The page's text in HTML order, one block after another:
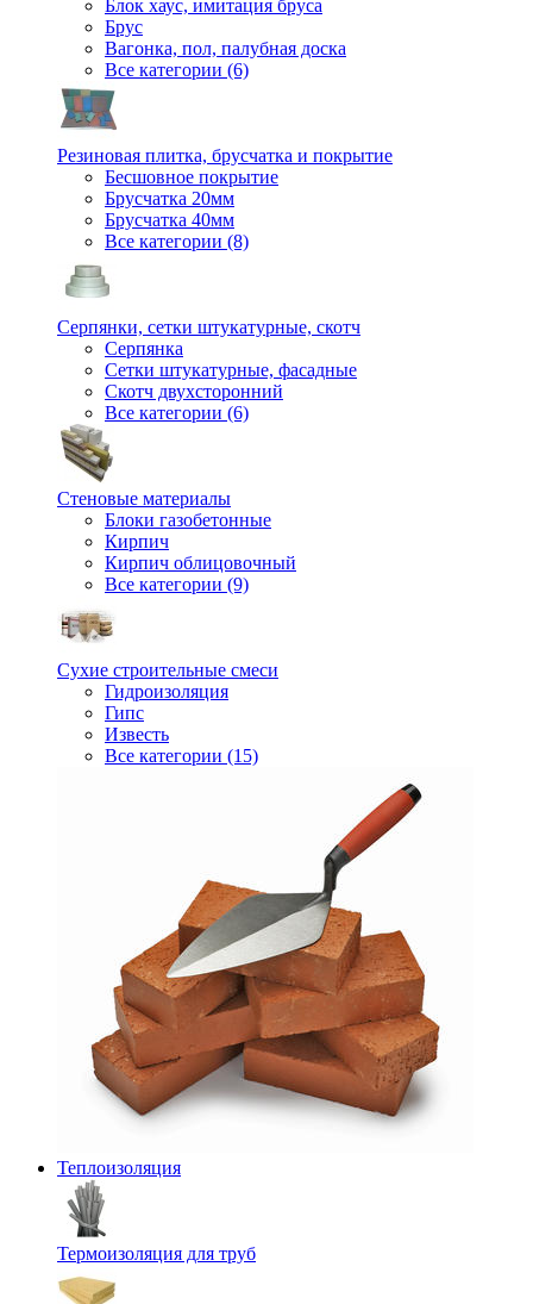
Блок хаус, имитация бруса
Брус
Вагонка, пол, палубная доска
Все категории (6)
Резиновая плитка, брусчатка и покрытие
Бесшовное покрытие
Брусчатка 20мм
Брусчатка 40мм
Все категории (8)
Серпянки, сетки штукатурные, скотч
Серпянка
Сетки штукатурные, фасадные
Скотч двухсторонний
Все категории (6)
Стеновые материалы
Блоки газобетонные
Кирпич
Кирпич облицовочный
Все категории (9)
Сухие строительные смеси
Гидроизоляция
Гипс
Известь
Все категории (15)
Теплоизоляция
Термоизоляция для труб